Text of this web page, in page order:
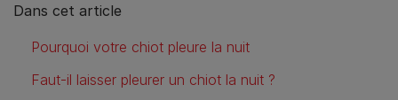
Dans cet article
Pourquoi votre chiot pleure la nuit
Faut-il laisser pleurer un chiot la nuit ?